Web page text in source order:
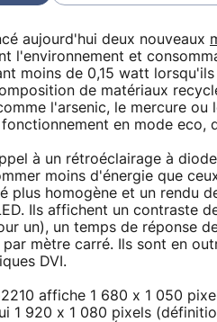
aujourd'hui deux nouveaux
l'environnement et
moins de 0,15 watt
de matériaux
l'arsenic, le mercure ou
en mode eco,
à un rétroéclairage à
moins d'énergie que
plus homogène et un rendu
Ils affichent un contraste
un), un temps de réponse
par mètre carré. Ils sont en
DVI.
affiche 1 680 x 1 050
1 920 x 1 080 pixels